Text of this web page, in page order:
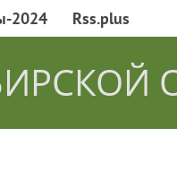
2024 Rss.plus